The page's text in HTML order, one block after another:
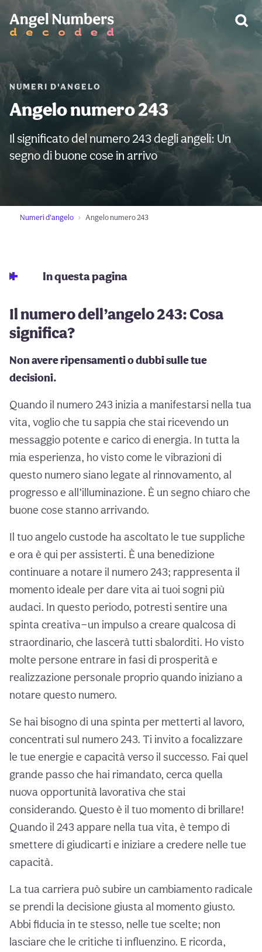
NUMERI D'ANGELO
Angelo numero 243
Il significato del numero 243 degli angeli: Un
segno di buone cose in arrivo
Numeri d'angelo Angelo numero 243
In questa pagina
Il numero dell’angelo 243: Cosa
significa?
Non avere ripensamenti o dubbi sulle tue
decisioni.
Quando il numero 243 inizia a manifestarsi nella tua
vita, voglio che tu sappia che stai ricevendo un
messaggio potente e carico di energia. In tutta la
mia esperienza, ho visto come le vibrazioni di
questo numero siano legate al rinnovamento, al
progresso e all’illuminazione. È un segno chiaro che
buone cose stanno arrivando.
Il tuo angelo custode ha ascoltato le tue suppliche
e ora è qui per assisterti. È una benedizione
continuare a notare il numero 243; rappresenta il
momento ideale per dare vita ai tuoi sogni più
audaci. In questo periodo, potresti sentire una
spinta creativa—un impulso a creare qualcosa di
straordinario, che lascerà tutti sbalorditi. Ho visto
molte persone entrare in fasi di prosperità e
realizzazione personale proprio quando iniziano a
notare questo numero.
Se hai bisogno di una spinta per metterti al lavoro,
concentrati sul numero 243. Ti invito a focalizzare
le tue energie e capacità verso il successo. Fai quel
grande passo che hai rimandato, cerca quella
nuova opportunità lavorativa che stai
considerando. Questo è il tuo momento di brillare!
Quando il 243 appare nella tua vita, è tempo di
smettere di giudicarti e iniziare a credere nelle tue
capacità.
La tua carriera può subire un cambiamento radicale
se prendi la decisione giusta al momento giusto.
Abbi fiducia in te stesso, nelle tue scelte; non
lasciare che le critiche ti influenzino. E ricorda,
AVVERTIMENTO: